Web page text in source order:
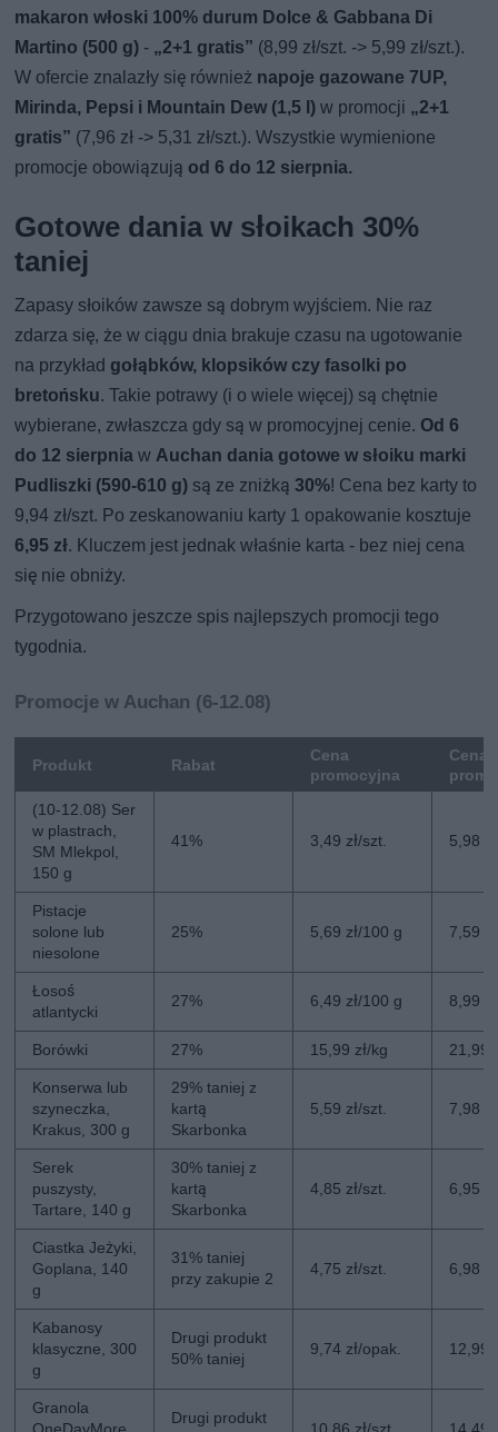
makaron włoski 100% durum Dolce & Gabbana Di
Martino (500 g) - „2+1 gratis” (8,99 zł/szt. -> 5,99 zł/szt.).
W ofercie znalazły się również napoje gazowane 7UP,
Mirinda, Pepsi i Mountain Dew (1,5 l) w promocji „2+1
gratis” (7,96 zł -> 5,31 zł/szt.). Wszystkie wymienione
promocje obowiązują od 6 do 12 sierpnia.
Gotowe dania w słoikach 30%
taniej
Zapasy słoików zawsze są dobrym wyjściem. Nie raz
zdarza się, że w ciągu dnia brakuje czasu na ugotowanie
na przykład gołąbków, klopsików czy fasolki po
bretońsku. Takie potrawy (i o wiele więcej) są chętnie
wybierane, zwłaszcza gdy są w promocyjnej cenie. Od 6
do 12 sierpnia wAuchan dania gotowe w słoiku marki
Pudliszki (590-610 g) są ze zniżką30%! Cena bez karty to
9,94 zł/szt. Po zeskanowaniu karty 1 opakowanie kosztuje
6,95 zł. Kluczem jest jednak właśnie karta - bez niej cena
się nie obniży.
Przygotowano jeszcze spis najlepszych promocji tego
tygodnia.
Promocje w Auchan (6-12.08)
Produkt Rabat
Cena
promocyjna
Cena
(10-12.08) Ser
w plastrach,
SM Mlekpol,
150 g
41% 3,49 zł/szt. 5,98
Pistacje
solone lub
niesolone
25% 5,69 zł/100 g 7,59
Łosoś
atlantycki
27% 6,49 zł/100 g 8,99
Borówki 27% 15,99 zł/kg 21,99
Konserwa lub
szyneczka,
Krakus, 300 g
29% taniej z
kartą
Skarbonka
5,59 zł/szt. 7,98
Serek
puszysty,
Tartare, 140 g
30% taniej z
kartą
Skarbonka
4,85 zł/szt. 6,95
Ciastka Jeżyki,
Goplana, 140
g
31% taniej
przy zakupie 2
4,75 zł/szt. 6,98
Kabanosy
klasyczne, 300
g
Drugi produkt
50% taniej
9,74 zł/opak. 12,99
Granola
Drugi produkt